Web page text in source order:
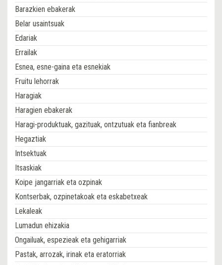
Barazkien ebakerak
Belar usaintsuak
Edariak
Errailak
Esnea, esne-gaina eta esnekiak
Fruitu lehorrak
Haragiak
Haragien ebakerak
Haragi-produktuak, gazituak, ontzutuak eta fianbreak
Hegaztiak
Intsektuak
Itsaskiak
Koipe jangarriak eta ozpinak
Kontserbak, ozpinetakoak eta eskabetxeak
Lekaleak
Lumadun ehizakia
Ongailuak, espezieak eta gehigarriak
Pastak, arrozak, irinak eta eratorriak